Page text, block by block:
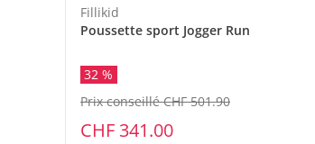
Fillikid
Poussette sport Jogger Run
32 %
CHF 341.00
Prix conseillé CHF 501.90